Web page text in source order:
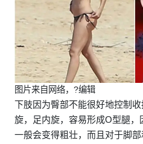
图片来自网络，?编辑
下肢因为臀部不能很好地控制
旋，足内旋，容易形成O型腿
一般会变得粗壮，而且对于脚